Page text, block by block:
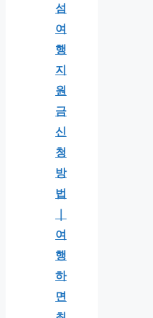
섬
여
행
지
원
금
신
청
방
법
여
행
하
면